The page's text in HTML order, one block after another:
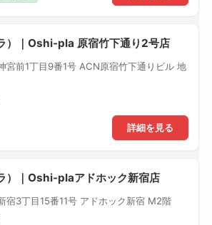
）｜Oshi-pla 原宿竹下通り2号店
宮前1丁目9番1号 ACN原宿竹下通りビル 地
詳細を見る
）｜Oshi-plaアドホック新宿店
宿3丁目15番11号 アドホック新宿 M2階